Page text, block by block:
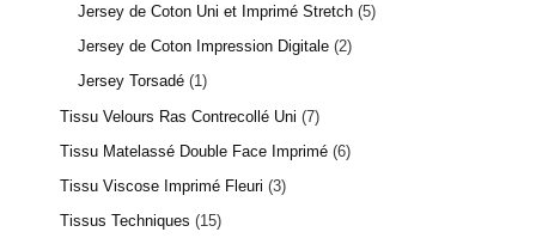
Jersey de Coton Uni et Imprimé Stretch 5
Jersey de Coton Impression Digitale 2
Jersey Torsadé 1
Tissu Velours Ras Contrecollé Uni 7
Tissu Matelassé Double Face Imprimé 6
Tissu Viscose Imprimé Fleuri 3
Tissus Techniques
15